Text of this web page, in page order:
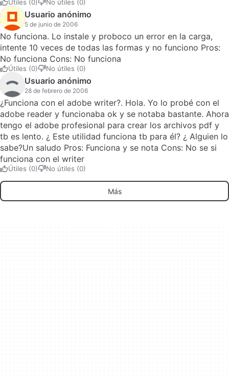
Útiles (0) No útiles (0)
Usuario anónimo
5 de junio de 2006
No funciona. Lo instale y proboco un error en la carga,
intente 10 veces de todas las formas y no funciono Pros:
No funciona Cons: No funciona
Útiles (0) No útiles (0)
Usuario anónimo
28 de febrero de 2006
¿Funciona con el adobe writer?. Hola. Yo lo probé con el
adobe reader y funcionaba ok y se notaba bastante. Ahora
tengo el adobe profesional para crear los archivos pdf y
tb es lento. ¿ Este utilidad funciona tb para él? ¿ Alguien lo
sabe?Un saludo Pros: Funciona y se nota Cons: No se si
funciona con el writer
Útiles (0) No útiles (0)
Más